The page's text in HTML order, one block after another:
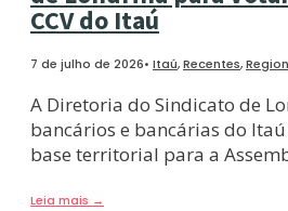
CCV do Itaú
7 de julho de 2026• Itaú,Recentes,
A Diretoria do Sindicato de
bancários e bancárias do
base territorial para a
Leia mais →